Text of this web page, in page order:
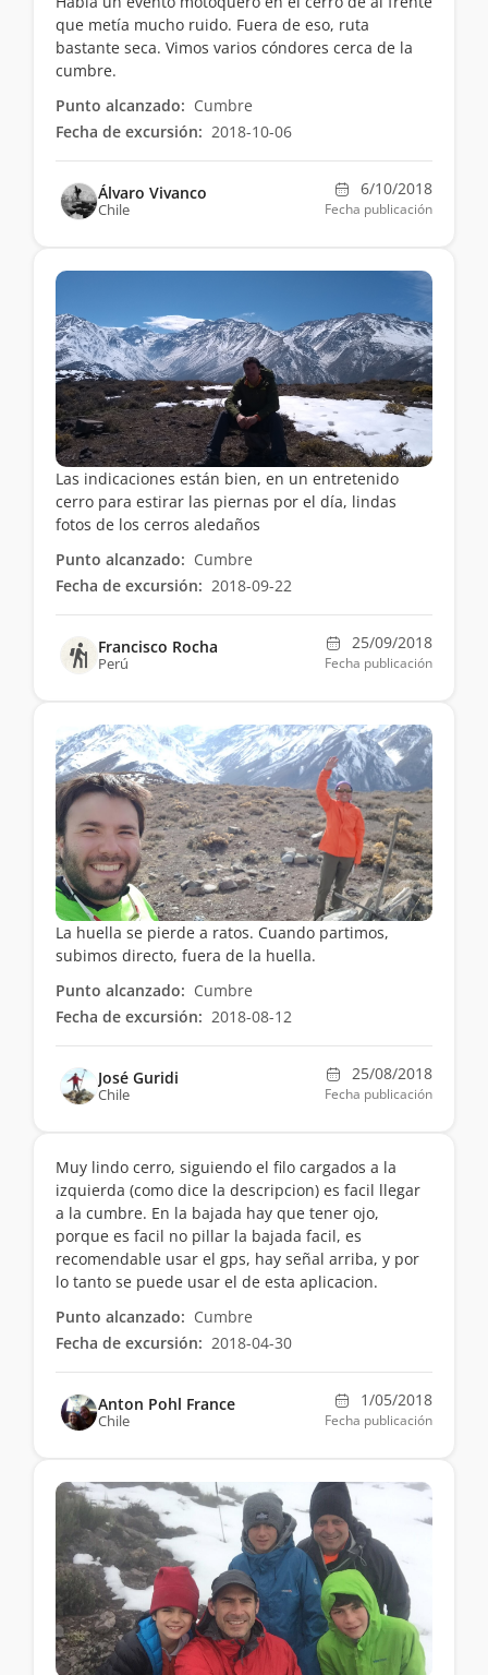
que metía mucho ruido. Fuera de eso, ruta
bastante seca. Vimos varios cóndores cerca de la
cumbre.
Punto alcanzado: Cumbre
Fecha de excursión: 2018-10-06
Álvaro Vivanco
Chile
6/10/2018
Fecha publicación
Las indicaciones están bien, en un entretenido
cerro para estirar las piernas por el día, lindas
fotos de los cerros aledaños
Punto alcanzado: Cumbre
Fecha de excursión: 2018-09-22
Francisco Rocha
Perú
25/09/2018
Fecha publicación
La huella se pierde a ratos. Cuando partimos,
subimos directo, fuera de la huella.
Punto alcanzado: Cumbre
Fecha de excursión: 2018-08-12
José Guridi
Chile
25/08/2018
Fecha publicación
Muy lindo cerro, siguiendo el filo cargados a la
izquierda (como dice la descripcion) es facil llegar
a la cumbre. En la bajada hay que tener ojo,
porque es facil no pillar la bajada facil, es
recomendable usar el gps, hay señal arriba, y por
lo tanto se puede usar el de esta aplicacion.
Punto alcanzado: Cumbre
Fecha de excursión: 2018-04-30
Anton Pohl France
Chile
1/05/2018
Fecha publicación